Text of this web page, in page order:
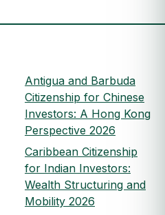
Antigua and Barbuda
Citizenship for Chinese
Investors: A Hong Kong
Perspective 2026
Caribbean Citizenship
for Indian Investors:
Wealth Structuring and
Mobility 2026